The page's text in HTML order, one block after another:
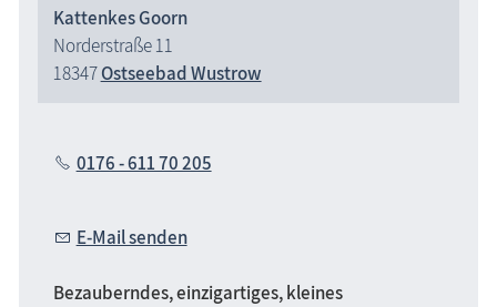
Kattenkes Goorn
Norderstraße 11
18347Ostseebad Wustrow
0176 - 611 70 205
E-Mail senden
Bezauberndes, einzigartiges, kleines